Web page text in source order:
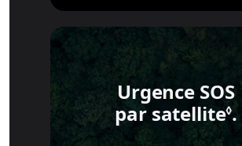
Urgence SOS
par satellite◊.